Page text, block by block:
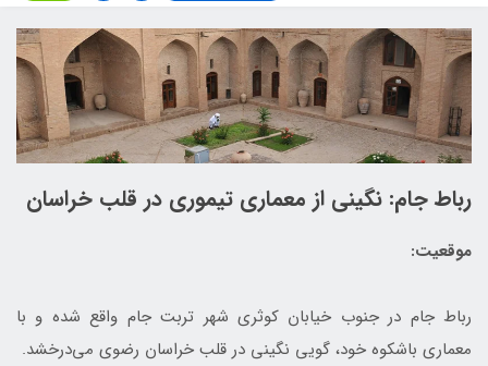
رباط جام: نگینی از معماری تیموری در قلب خراسان
موقعیت:
رباط جام در جنوب خیابان کوثری شهر تربت جام واقع شده و با
معماری باشکوه خود، گویی نگینی در قلب خراسان رضوی می‌درخشد.